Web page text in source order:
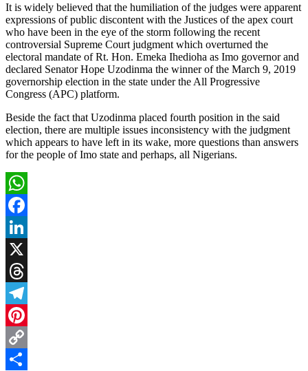
It is widely believed that the humiliation of the judges were apparent
expressions of public discontent with the Justices of the apex court
who have been in the eye of the storm following the recent
controversial Supreme Court judgment which overturned the
electoral mandate of Rt. Hon. Emeka Ihedioha as Imo governor and
declared Senator Hope Uzodinma the winner of the March 9, 2019
governorship election in the state under the All Progressive
Congress (APC) platform.
Beside the fact that Uzodinma placed fourth position in the said
election, there are multiple issues inconsistency with the judgment
which appears to have left in its wake, more questions than answers
for the people of Imo state and perhaps, all Nigerians.
WhatsApp
Facebook
LinkedIn
X
Threads
Telegram
Pinterest
Copy